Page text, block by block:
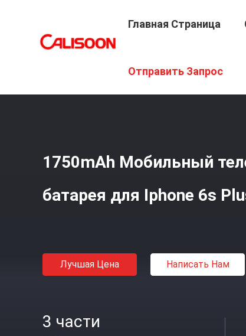
Главная Страница
Отправить Запрос
1750mAh Мобильный
батарея для Iphone 6s
Лучшая Цена Написать Нам
3 части